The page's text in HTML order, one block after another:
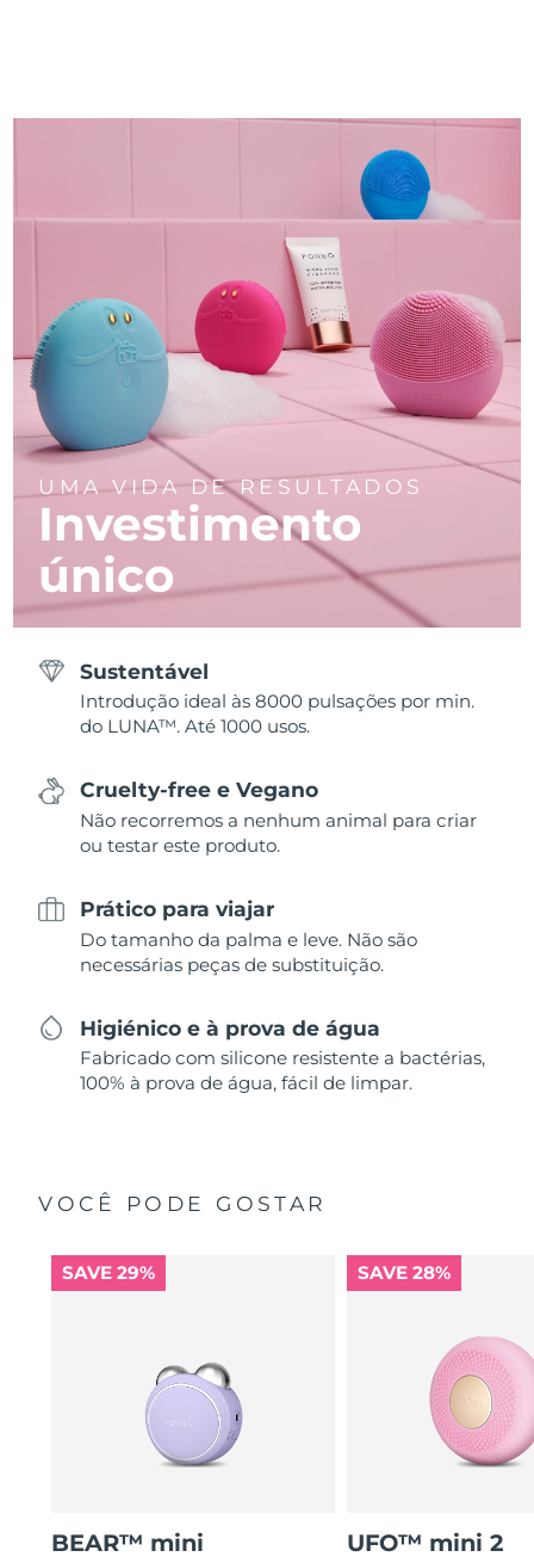
UMA VIDA DE RESULTADOS
Investimento
único
Sustentável
Introdução ideal às 8000 pulsações por min.
do LUNA™. Até 1000 usos.
Cruelty-free e Vegano
Não recorremos a nenhum animal para criar
ou testar este produto.
Prático para viajar
Do tamanho da palma e leve. Não são
necessárias peças de substituição.
Higiénico e à prova de água
Fabricado com silicone resistente a bactérias,
100% à prova de água, fácil de limpar.
VOCÊ PODE GOSTAR
SAVE 29%
BEAR™ mini
SAVE 28%
UFO™ mini 2